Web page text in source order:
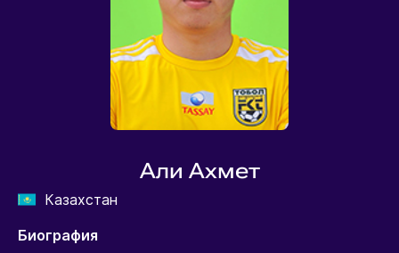
Али Ахмет
Казахстан
Биография